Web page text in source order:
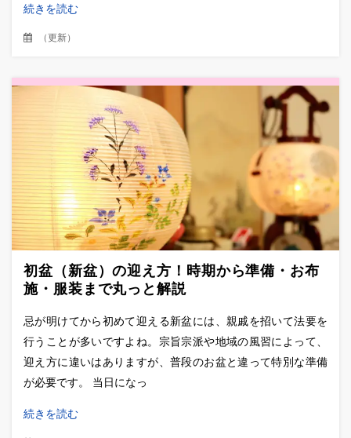
続きを読む
（更新）
初盆（新盆）の迎え方！時期から準備・お布
施・服装まで丸っと解説
忌が明けてから初めて迎える新盆には、親戚を招いて法要を
行うことが多いですよね。宗旨宗派や地域の風習によって、
迎え方に違いはありますが、普段のお盆と違って特別な準備
が必要です。 当日になっ
続きを読む